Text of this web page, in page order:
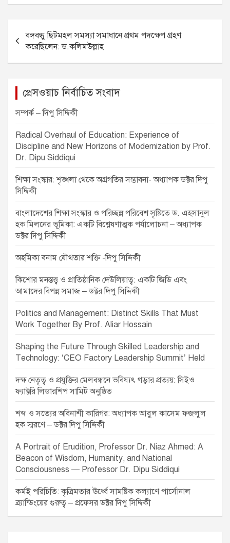
s
বঙ্গবন্ধু ছিটমহল সমস্যা সমাধানে প্রথম পদক্ষেপ গ্রহণ
করেছিলেন: ড.কলিমউল্লাহ
প্রেসওয়াচ নির্বাচিত সংবাদ
সম্পর্ক – দিপু সিদ্দিকী
Radical Overhaul of Education: Experience of
Discipline and New Horizons of Modernization by Prof.
Dr. Dipu Siddiqui
শিক্ষা সংস্কার: শৃঙ্খলা থেকে অগ্রগতির সম্ভাবনা- অধ্যাপক ডক্টর দিপু
সিদ্দিকী
বাংলাদেশের শিক্ষা সংস্কার ও পরিচ্ছন্ন পরিবেশ সৃষ্টিতে ড. এহসানুল
হক মিলনের ভূমিকা: একটি বিশ্লেষণাত্মক পর্যালোচনা – অধ্যাপক
ডক্টর দিপু সিদ্দিকী
অহমিকা বনাম যৌথতার শক্তি -দিপু সিদ্দিকী
কিশোর মনস্তত্ত্ব ও প্রাতিষ্ঠানিক দেউলিয়াত্ব: একটি জিডি এবং
আমাদের বিপন্ন সমাজ – ডক্টর দিপু সিদ্দিকী
Politics and Management: Distinct Skills That Must
Work Together By Prof. Aliar Hossain
Shaping the Future Through Skilled Leadership and
Technology: ‘CEO Factory Leadership Summit’ Held
দক্ষ নেতৃত্ব ও প্রযুক্তির মেলবন্ধনে ভবিষ্যৎ গড়ার প্রত্যয়: সিইও
ফ্যাক্টরি লিডারশিপ সামিট অনুষ্ঠিত
শব্দ ও সত্যের অবিনাশী কারিগর: অধ্যাপক আবুল কাসেম ফজলুল
হক স্মরণে – ডক্টর দিপু সিদ্দিকী
A Portrait of Erudition, Professor Dr. Niaz Ahmed: A
Beacon of Wisdom, Humanity, and National
Consciousness — Professor Dr. Dipu Siddiqui
কর্মই পরিচিতি: কৃত্রিমতার ঊর্ধ্বে সামষ্টিক কল্যাণে পার্সোনাল
ব্র্যান্ডিংয়ের গুরুত্ব – প্রফেসর ডক্টর দিপু সিদ্দিকী